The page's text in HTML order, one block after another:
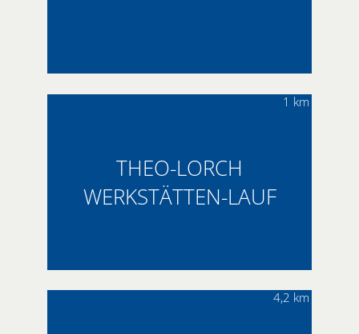
THEO-LORCH
WERKSTÄTTEN-LAUF
1 km
4,2 km